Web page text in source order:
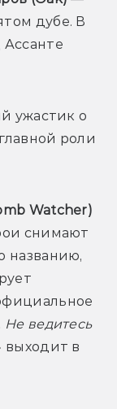
дубе. В
ужастик о
роли
Watcher)
снимают
названию,
Не ведитесь
выходит в